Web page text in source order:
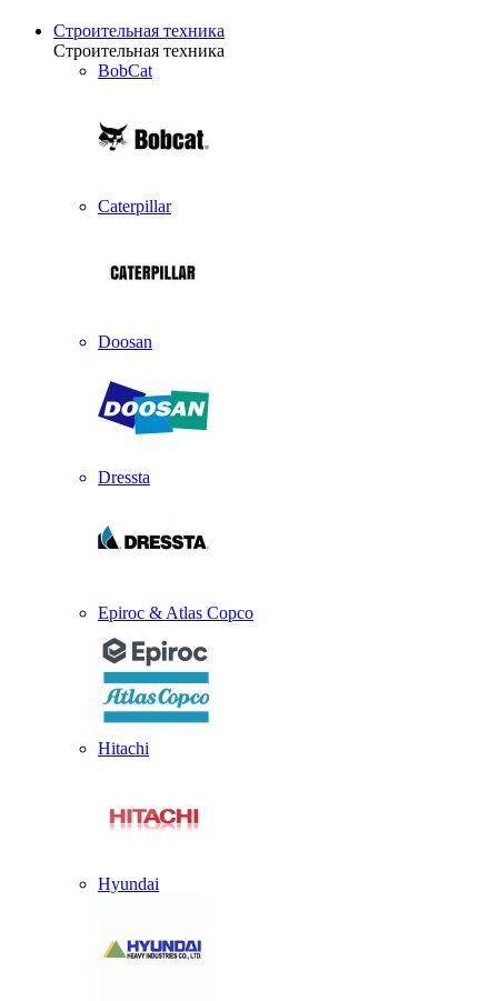
Строительная техника
Строительная техника
BobCat
Caterpillar
Doosan
Dressta
Epiroc & Atlas Copco
Hitachi
Hyundai